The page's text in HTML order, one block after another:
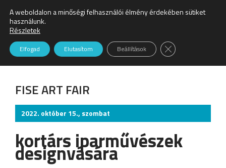
Keresés:
B32 Galéria
FISE ART FAIR
2022. október 15., szombat
kortárs iparművészek
designvására
A weboldalon a minőségi felhasználói élmény érdekében sütiket
használunk.
Részletek
Elfogad Elutasítom Beállítások Close GDPR